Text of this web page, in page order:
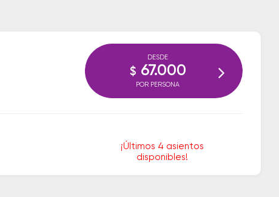
¡Últimos 4 asientos
disponibles!
DESDE
$ 67.000
POR PERSONA